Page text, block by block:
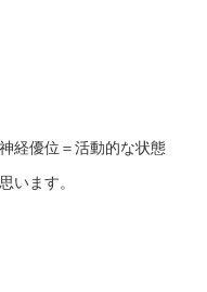
経優位＝活動的な状態
います。